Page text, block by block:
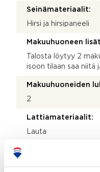
Seinämateriaalit:
Hirsi ja hirsipaneeli
Makuuhuoneen
Talosta löytyy 2
isoon tilaan saa niitä
Makuuhuoneiden
2
Lattiamateriaalit:
Lauta